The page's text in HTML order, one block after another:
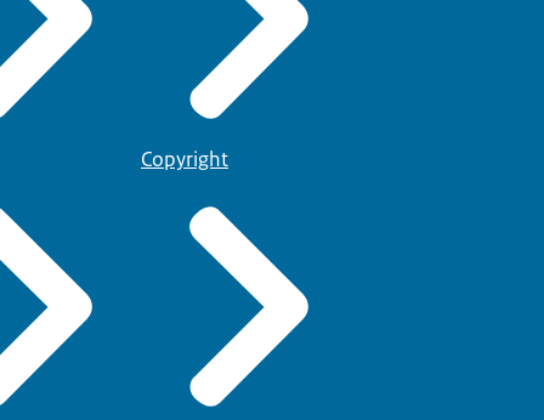
Copyright